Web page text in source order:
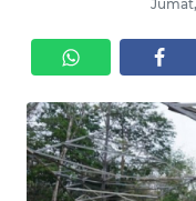
PERISTIWA
TOKOH
Informasi